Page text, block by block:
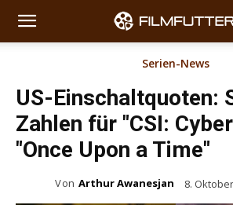
Serien-News
US-Einschaltquoten:
Zahlen für "CSI:
"Once Upon a Time"
Von Arthur Awanesjan 8.